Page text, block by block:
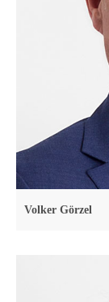
Volker Görzel